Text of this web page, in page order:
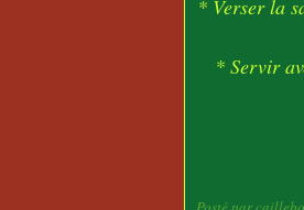
* Verser la
* Servir